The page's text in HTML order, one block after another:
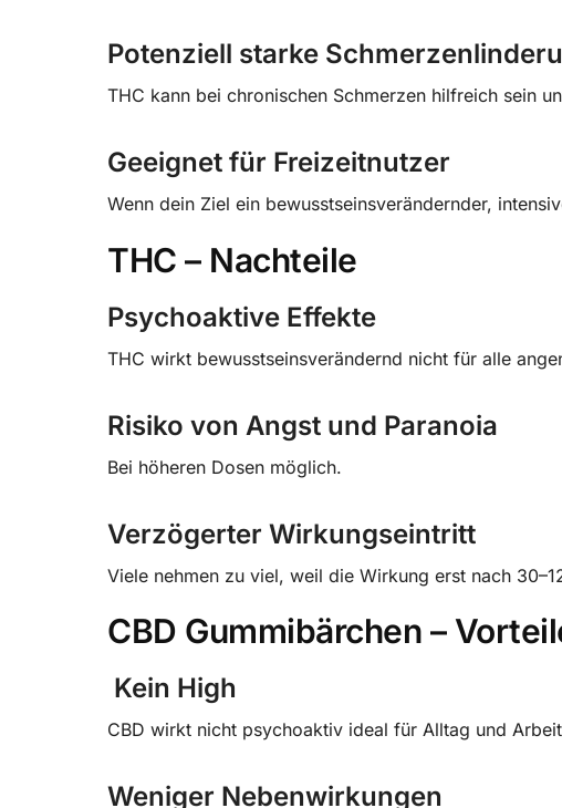
Potenziell starke
THC kann bei chronischen Schmerzen hilfreich sein
Geeignet für Freizeitnutzer
Wenn dein Ziel ein bewusstseinsverändernder,
THC – Nachteile
Psychoaktive Effekte
THC wirkt bewusstseinsverändernd nicht für alle
Risiko von Angst und Paranoia
Bei höheren Dosen möglich.
Verzögerter Wirkungseintritt
Viele nehmen zu viel, weil die Wirkung erst nach
CBD Gummibärchen –
Kein High
CBD wirkt nicht psychoaktiv ideal für Alltag und
Weniger Nebenwirkungen